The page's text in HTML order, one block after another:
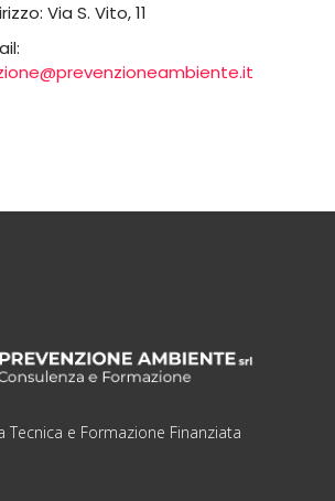
Via S. Vito, 11
Tecnica e Formazione Finanziata